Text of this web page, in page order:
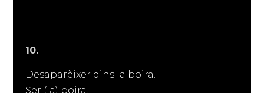
10.
Desaparèixer dins la boira.
Ser (la) boira.